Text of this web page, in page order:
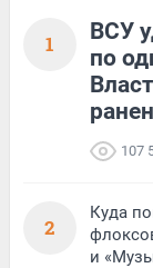
1
ВСУ
по
107
2
Куда
и